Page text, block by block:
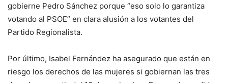
gobierne Pedro Sánchez porque “eso solo lo garantiza
votando al PSOE” en clara alusión a los votantes del
Partido Regionalista.
Por último, Isabel Fernández ha asegurado que están en
riesgo los derechos de las mujeres si gobiernan las tres